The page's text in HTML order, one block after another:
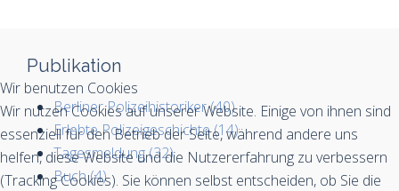
Publikation
Berliner Polizeihistoriker (40)
Erlebte Polizeigeschichte (14)
Tagesmeldung (32)
Buch (4)
Wir benutzen Cookies
Wir nutzen Cookies auf unserer Website. Einige von ihnen sind
essenziell für den Betrieb der Seite, während andere uns
helfen, diese Website und die Nutzererfahrung zu verbessern
(Tracking Cookies). Sie können selbst entscheiden, ob Sie die